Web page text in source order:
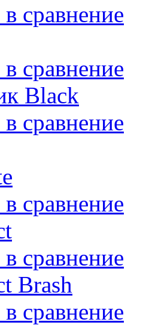
сравнение
сравнение
Black
сравнение
сравнение
сравнение
Brash
сравнение